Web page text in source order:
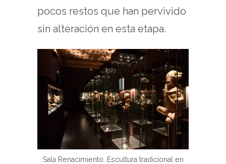
pocos restos que han pervivido
sin alteración en esta etapa.
Sala Renacimiento. Escultura tradicional en